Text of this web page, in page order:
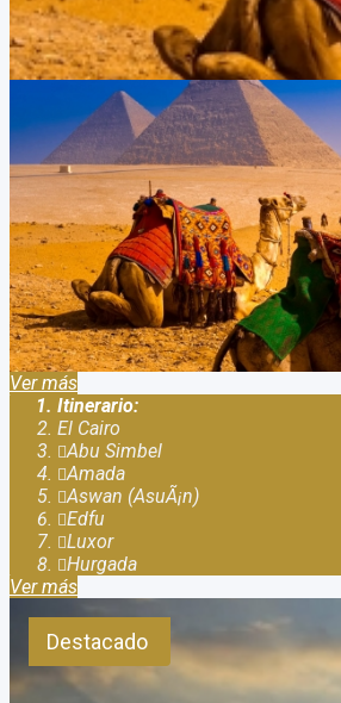
Salida grupal Egipto en febrero
Duración:
12Días10Noches
Salida grupal Egipto en febrero desde
salida a Egipto Egipto sea maravillosa
Ver más
Itinerario:
El Cairo
Abu Simbel
Amada
Aswan (AsuÃ¡n)
Edfu
Luxor
Hurgada
Ver más
Destacado